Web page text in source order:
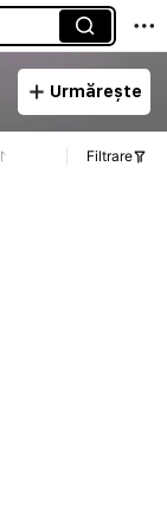
Urmărește
Filtrare